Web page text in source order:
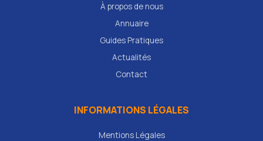
À propos de nous
Annuaire
Guides Pratiques
Actualités
Contact
INFORMATIONS LÉGALES
Mentions Légales